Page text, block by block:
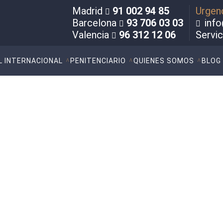
Madrid
91 002 94 85
Barcelona
93 706 03 03
Valencia
96 312 12 06
INTERNACIONAL PENITENCIARIO QUIENES SOMOS BLOG